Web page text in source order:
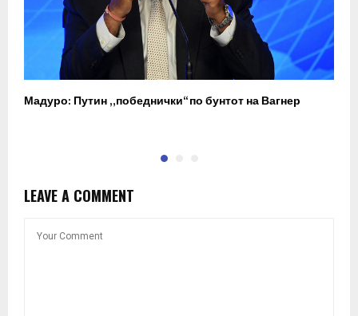
Мадуро: Путин „победнички“ по бунтот на Вагнер
LEAVE A COMMENT